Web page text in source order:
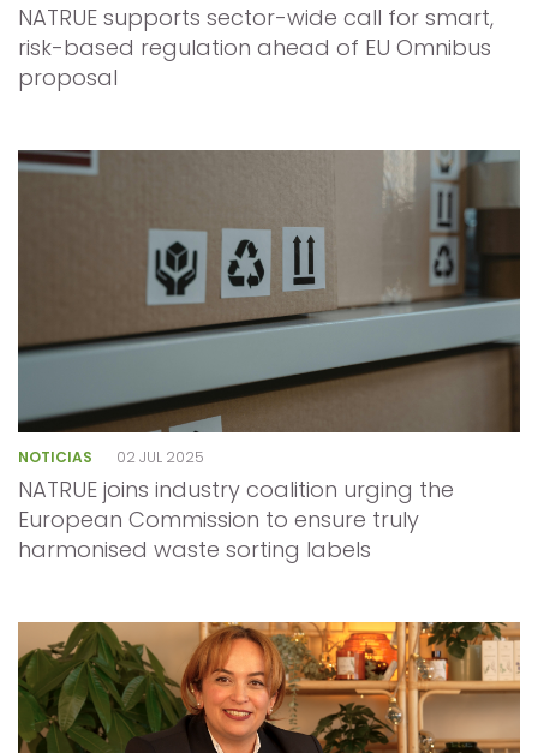
NATRUE supports sector-wide call for smart,
risk-based regulation ahead of EU Omnibus
proposal
NOTICIAS 02 JUL 2025
NATRUE joins industry coalition urging the
European Commission to ensure truly
harmonised waste sorting labels